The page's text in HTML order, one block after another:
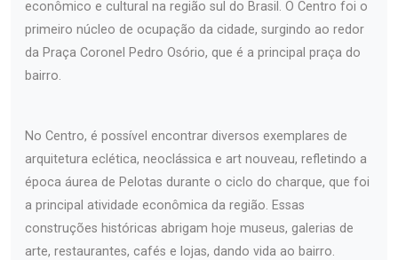
econômico e cultural na região sul do Brasil. O Centro foi o
primeiro núcleo de ocupação da cidade, surgindo ao redor
da Praça Coronel Pedro Osório, que é a principal praça do
bairro.
No Centro, é possível encontrar diversos exemplares de
arquitetura eclética, neoclássica e art nouveau, refletindo a
época áurea de Pelotas durante o ciclo do charque, que foi
a principal atividade econômica da região. Essas
construções históricas abrigam hoje museus, galerias de
arte, restaurantes, cafés e lojas, dando vida ao bairro.